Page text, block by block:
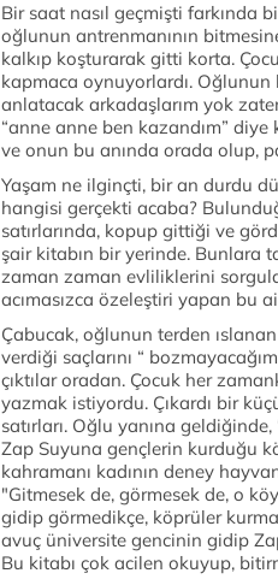
Bir saat nasıl geçmişti farkında
oğlunun antrenmanının
kalkıp koşturarak gitti korta.
kapmaca oynuyorlardı. Oğlunun
anlatacak arkadaşlarım yok
“anne anne ben kazandım”
ve onun bu anında orada olup,
Yaşam ne ilginçti, bir an durdu
hangisi gerçekti acaba?
satırlarında, kopup gittiği ve
şair kitabın bir yerinde. Bunlara
zaman zaman evliliklerini
acımasızca özeleştiri yapan bu
Çabucak, oğlunun terden
verdiği saçlarını “
çıktılar oradan. Çocuk her
yazmak istiyordu. Çıkardı bir
satırları. Oğlu yanına
Zap Suyuna gençlerin kurduğu
kahramanı kadının deney
"Gitmesek de, görmesek de, o
gidip görmedikçe, köprüler
avuç üniversite gencinin gidip
Bu kitabı çok acilen okuyup,